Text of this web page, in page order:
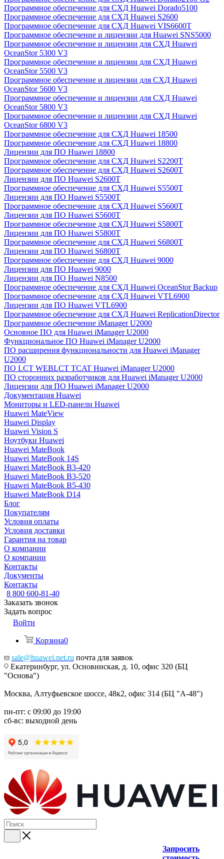
Программное обеспечение для СХД Huawei Dorado5100
Программное обеспечение для СХД Huawei S2600
Программное обеспечение для СХД Huawei VIS6600T
Программное обеспечение и лицензии для Huawei SNS5000
Программное обеспечение и лицензии для СХД Huawei
OceanStor 5300 V3
Программное обеспечение и лицензии для СХД Huawei
OceanStor 5500 V3
Программное обеспечение и лицензии для СХД Huawei
OceanStor 5600 V3
Программное обеспечение и лицензии для СХД Huawei
OceanStor 5800 V3
Программное обеспечение и лицензии для СХД Huawei
OceanStor 6800 V3
Программное обеспечение для СХД Huawei 18500
Программное обеспечение для СХД Huawei 18800
Лицензии для ПО Huawei 18800
Программное обеспечение для СХД Huawei S2200T
Программное обеспечение для СХД Huawei S2600T
Лицензии для ПО Huawei S2600T
Программное обеспечение для СХД Huawei S5500T
Лицензии для ПО Huawei S5500T
Программное обеспечение для СХД Huawei S5600T
Лицензии для ПО Huawei S5600T
Программное обеспечение для СХД Huawei S5800T
Лицензии для ПО Huawei S5800T
Программное обеспечение для СХД Huawei S6800T
Лицензии для ПО Huawei S6800T
Программное обеспечение для СХД Huawei 9000
Лицензии для ПО Huawei 9000
Лицензии для ПО Huawei N8500
Программное обеспечение для СХД Huawei OceanStor Backup
Программное обеспечение для СХД Huawei VTL6900
Лицензии для ПО Huawei VTL6900
Программное обеспечение для СХД Huawei ReplicationDirector
Программное обеспечение iManager U2000
Основное ПО для Huawei iManager U2000
Функциональное ПО Huawei iManager U2000
ПО расширения функциональности для Huawei iManager
U2000
ПО LCT WEBLCT TCAT Huawei iManager U2000
ПО сторонних разработчиков для Huawei iManager U2000
Лицензии для ПО Huawei iManager U2000
Документация Huawei
Мониторы и LED-панели Huawei
Huawei MateView
Huawei Display
Huawei Vision S
Ноутбуки Huawei
Huawei MateBook
Huawei MateBook 14S
Huawei MateBook B3-420
Huawei MateBook B3-520
Huawei MateBook B5-430
Huawei MateBook D14
Блог
Покупателям
Условия оплаты
Условия доставки
Гарантия на товар
О компании
О компании
Контакты
Документы
Контакты
8 800 600-81-40
Заказать звонок
Задать вопрос
Войти
Корзина0
sale@huawei.net.ru почта для заявок
Екатеринбург, ул. Основинская, д. 10, офис 320 (БЦ
"Основа")
Москва, Алтуфьевское шоссе, 48к2, офис 314 (БЦ "А-48")
пн-пт: с 09:00 до 19:00
сб-вс: выходной день
Запросить